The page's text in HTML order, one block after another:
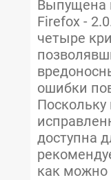
Выпущена
Firefox -
четыре
ошибки
доступна
как можно